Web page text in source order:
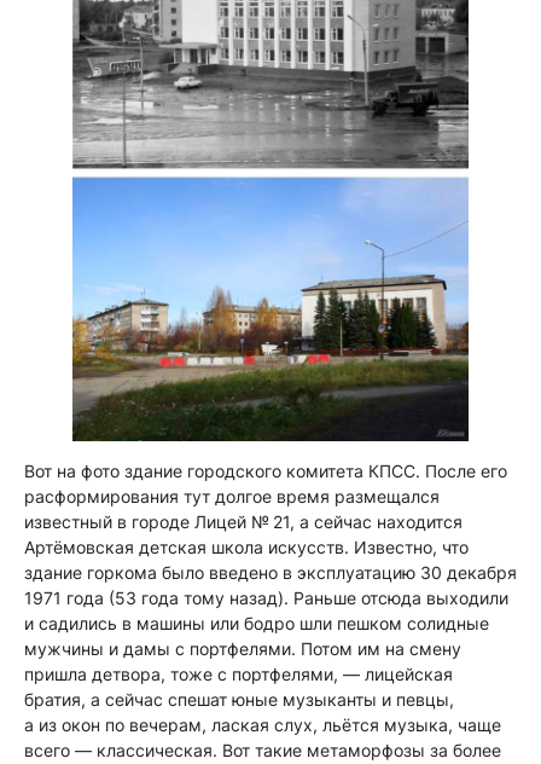
Вот на фото здание городского комитета КПСС. После его
расформирования тут долгое время размещался
известный в городе Лицей № 21, а сейчас находится
Артёмовская детская школа искусств. Известно, что
здание горкома было введено в эксплуатацию 30 декабря
1971 года (53 года тому назад). Раньше отсюда выходили
и садились в машины или бодро шли пешком солидные
мужчины и дамы с портфелями. Потом им на смену
пришла детвора, тоже с портфелями, — лицейская
братия, а сейчас спешат юные музыканты и певцы,
а из окон по вечерам, лаская слух, льётся музыка, чаще
всего — классическая. Вот такие метаморфозы за более